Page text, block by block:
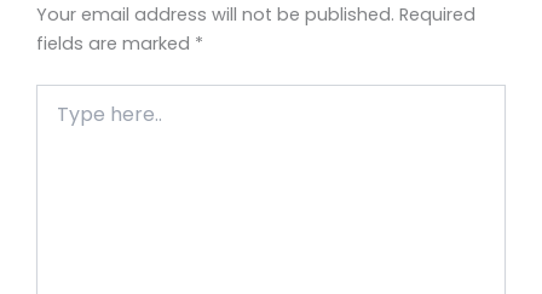
Your email address will not be published. Required
fields are marked *
here..